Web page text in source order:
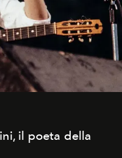
il poeta della